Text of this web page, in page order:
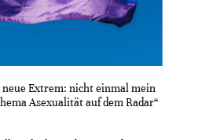
neue Extrem: nicht einmal mein
Asexualität auf dem Radar“